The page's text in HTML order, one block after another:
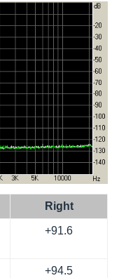
Right
+91.6
+94.5